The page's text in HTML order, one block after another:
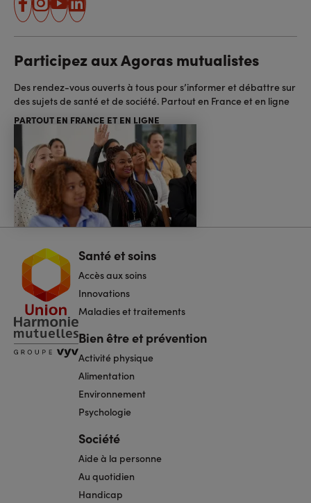
facebook
instagram
youtube
linkedin
Participez aux Agoras mutualistes
Des rendez-vous ouverts à tous pour s’informer et débattre sur
des sujets de santé et de société. Partout en France et en ligne
PARTOUT EN FRANCE ET EN LIGNE
Navigation
pied
de
page
Santé et soins
Accès aux soins
Innovations
Maladies et traitements
Bien être et prévention
Activité physique
Alimentation
Environnement
Psychologie
Société
Aide à la personne
Au quotidien
Handicap